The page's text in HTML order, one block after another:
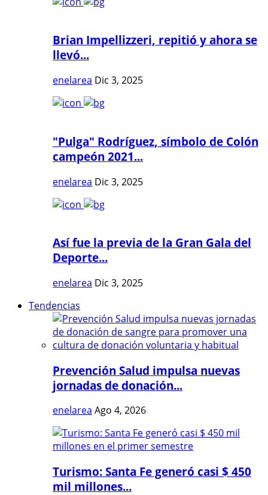
Brian Impellizzeri, repitió y ahora se
llevó...
enelarea Dic 3, 2025
"Pulga" Rodríguez, símbolo de Colón
campeón 2021...
enelarea Dic 3, 2025
Así fue la previa de la Gran Gala del
Deporte...
enelarea Dic 3, 2025
Tendencias
Prevención Salud impulsa nuevas
jornadas de donación...
enelarea Ago 4, 2026
Turismo: Santa Fe generó casi $ 450
mil millones...